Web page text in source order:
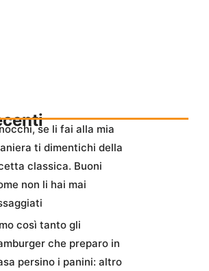
se li fai alla mia
ti dimentichi della
classica. Buoni
non li hai mai
così tanto gli
che preparo in
persino i panini: altro